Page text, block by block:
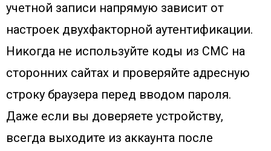
учетной записи напрямую зависит от
настроек двухфакторной аутентификации.
Никогда не используйте коды из СМС на
сторонних сайтах и проверяйте адресную
строку браузера перед вводом пароля.
Даже если вы доверяете устройству,
всегда выходите из аккаунта после